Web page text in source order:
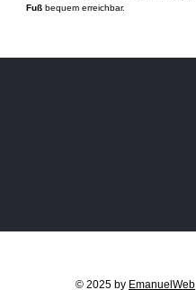
© 2025 by EmanuelWeb
Fuß bequem erreichbar.